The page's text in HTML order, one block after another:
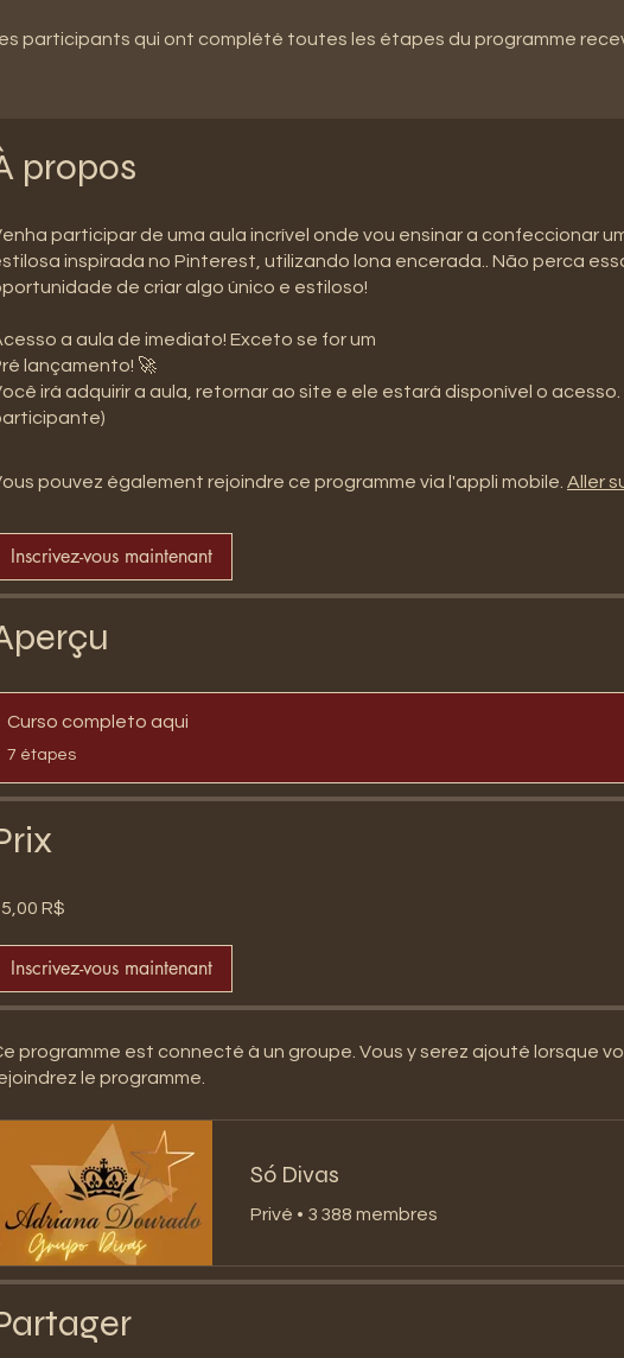
participants qui ont complété toutes les étapes du programme
propos
participar de uma aula incrível onde vou ensinar a confeccionar
inspirada no Pinterest, utilizando lona encerada.. Não perca
de criar algo único e estiloso!
a aula de imediato! Exceto se for um
lançamento! 🚀
irá adquirir a aula, retornar ao site e ele estará disponível o acesso.
pouvez également rejoindre ce programme via l'appli mobile. Aller
Inscrivez-vous maintenant
Curso completo aqui
.7 étapes
R$
Inscrivez-vous maintenant
programme est connecté à un groupe. Vous y serez ajouté lorsque
le programme.
Só Divas
Privé • 3 388 membres